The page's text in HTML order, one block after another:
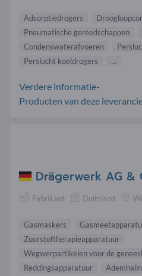
Adsorptiedrogers
Pneumatische gereedschappen
Condenswaterafvoeren
Perslucht koeldrogers
...
Verdere informatie-
Producten van deze
Drägerwerk AG &
Fabrikant Duitsland
Gasmaskers
Zuurstoftherapieapparatuur
Wegwerpartikelen voor de
Reddingsapparatuur